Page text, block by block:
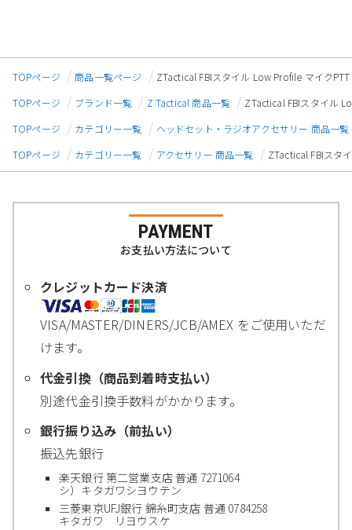
TOPページ 商品一覧ページ
ZTactical FBIスタイル Low Profile マイク
TOPページ
ブランド一覧 Z Tactical 商品一覧
ZTactical FBIスタイル
TOPページ
カテゴリー一覧
ヘッドセット・ラジオアクセサリー 商品一覧
TOPページ
カテゴリー一覧 アクセサリー 商品一覧 ZTactical FBIスタ
PAYMENT
お支払い方法について
クレジットカード決済
VISA/MASTER/DINERS/JCB/AMEX をご使用いただ
けます。
代金引換（商品到着時支払い）
別途代金引換手数料がかかります。
銀行振り込み（前払い）
振込先銀行
楽天銀行 第二営業支店 普通 7271064
シ）キタガワシヨウテン
三菱東京UFJ銀行 錦糸町支店 普通 0784258
キタガワ リヨウスケ